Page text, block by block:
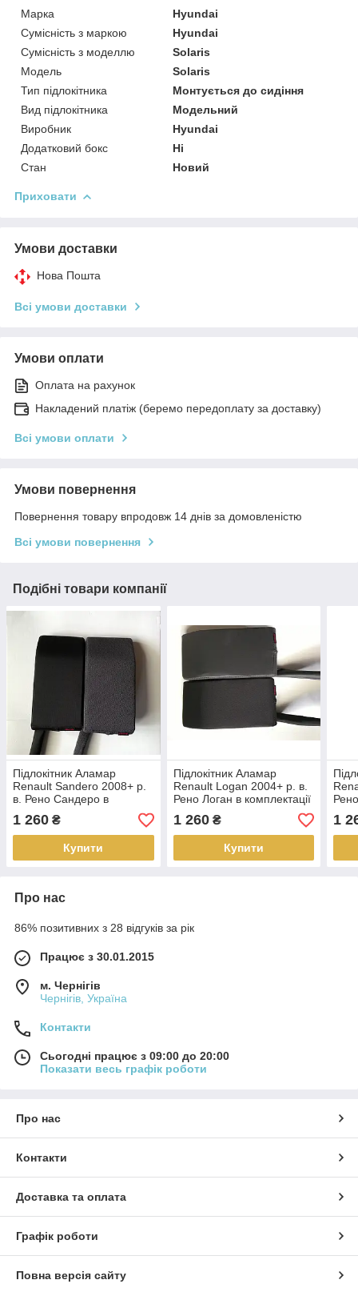
Марка
Hyundai
Сумісність з маркою
Hyundai
Сумісність з моделлю
Solaris
Модель
Solaris
Тип підлокітника
Монтується до сидіння
Вид підлокітника
Модельний
Виробник
Hyundai
Додатковий бокс
Ні
Стан
Новий
Приховати
Умови доставки
Нова Пошта
Всі умови доставки
Умови оплати
Оплата на рахунок
Накладений платіж (беремо передоплату за доставку)
Всі умови оплати
Умови повернення
Повернення товару впродовж 14 днів за домовленістю
Всі умови повернення
Подібні товари компанії
Підлокітник Аламар
Renault Sandero 2008+ р.
в. Рено Сандеро в
комплектації Expression
1 260 ₴
Купити
Підлокітник Аламар
Renault Logan 2004+ р. в.
Рено Логан в комплектації
Lux Privilage
1 260₴
Купити
1
Про нас
86% позитивних з 28 відгуків за рік
Працює з 30.01.2015
м. Чернігів
Чернігів, Україна
Контакти
Сьогодні працює з 09:00 до 20:00
Показати весь графік роботи
Про нас
Контакти
Доставка та оплата
Графік роботи
Повна версія сайту